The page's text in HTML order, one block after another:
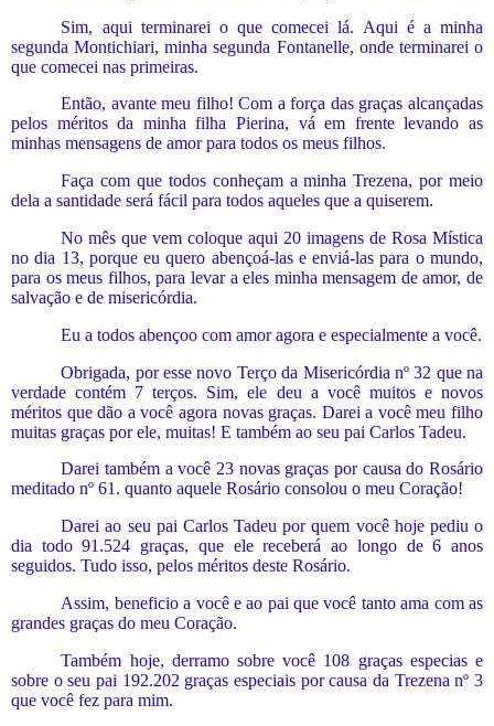
Sim, aqui terminarei o que comecei lá. Aqui é a minha
segunda Montichiari, minha segunda Fontanelle, onde terminarei o
que comecei nas primeiras.
Então, avante meu filho! Com a força das graças alcançadas
pelos méritos da minha filha Pierina, vá em frente levando as
minhas mensagens de amor para todos os meus filhos.
Faça com que todos conheçam a minha Trezena,por meio
dela a santidade será fácil para todos aqueles que a quiserem.
No mês que vem coloque aqui 20 imagens de Rosa Mística
no dia 13, porque eu quero abençoá-las e enviá-las para o mundo,
para os meus filhos, para levar a eles minha mensagem de amor, de
salvação e de misericórdia.
Eu a todos abençoo com amor agora e especialmente a você.
Obrigada, por esse novo Terço da Misericórdia nº 32 que na
verdade contém 7 terços. Sim, ele deu a você muitos enovos
méritos que dão a você agora novas graças. Darei a você meu filho
muitas graças por ele, muitas! E também ao seu pai Carlos Tadeu.
Darei também a você 23 novas graças por causa do Rosário
meditado nº 61. quanto aquele Rosário consolou o meu Coração!
Darei ao seu pai Carlos Tadeu por quem você hoje pediu o
dia todo 91.524 graças, que ele receberá ao longo de 6 anos
seguidos. Tudo isso, pelos méritos deste Rosário.
Assim, beneficio a você e ao pai que você tanto ama com as
grandes graças do meu Coração.
Também hoje, derramo sobre você 108 graças especias e
sobre o seu pai 192.202 graças especiais por causa da Trezena nº 3
que você fez para mim.